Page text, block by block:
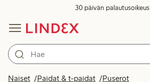
30 päivän palautusoikeus
Naiset Paidat & t-paidat Puserot